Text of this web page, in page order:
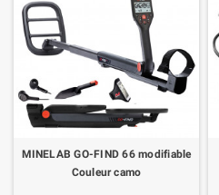
MINELAB GO-FIND 66 modifiable
Couleur camo